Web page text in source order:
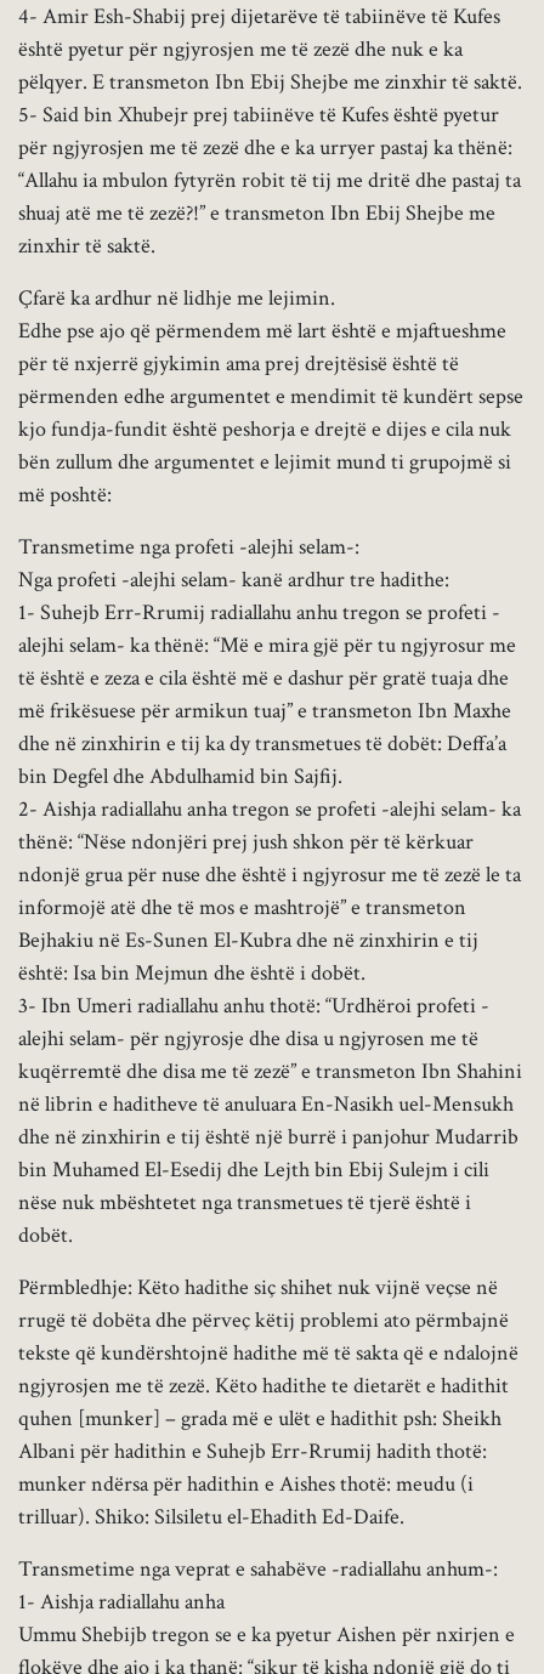
4- Amir Esh-Shabij prej dijetarëve të tabiinëve të Kufes
është pyetur për ngjyrosjen me të zezë dhe nuk e ka
pëlqyer. E transmeton Ibn Ebij Shejbe me zinxhir të saktë.
5- Said bin Xhubejr prej tabiinëve të Kufes është pyetur
për ngjyrosjen me të zezë dhe e ka urryer pastaj ka thënë:
“Allahu ia mbulon fytyrën robit të tij me dritë dhe pastaj ta
shuaj atë me të zezë?!” e transmeton Ibn Ebij Shejbe me
zinxhir të saktë.
Çfarë ka ardhur në lidhje me lejimin.
Edhe pse ajo që përmendem më lart është e mjaftueshme
për të nxjerrë gjykimin ama prej drejtësisë është të
përmenden edhe argumentet e mendimit të kundërt sepse
kjo fundja-fundit është peshorja e drejtë e dijes e cila nuk
bën zullum dhe argumentet e lejimit mund ti grupojmë si
më poshtë:
Transmetime nga profeti -alejhi selam-:
Nga profeti -alejhi selam- kanë ardhur tre hadithe:
1- Suhejb Err-Rrumij radiallahu anhu tregon se profeti -
alejhi selam- ka thënë: “Më e mira gjë për tu ngjyrosur me
të është e zeza e cila është më e dashur për gratë tuaja dhe
më frikësuese për armikun tuaj” e transmeton Ibn Maxhe
dhe në zinxhirin e tij ka dy transmetues të dobët: Deffa’a
bin Degfel dhe Abdulhamid bin Sajfij.
2- Aishja radiallahu anha tregon se profeti -alejhi selam- ka
thënë: “Nëse ndonjëri prej jush shkon për të kërkuar
ndonjë grua për nuse dhe është i ngjyrosur me të zezë le ta
informojë atë dhe të mos e mashtrojë” e transmeton
Bejhakiu në Es-Sunen El-Kubra dhe në zinxhirin e tij
është: Isa bin Mejmun dhe është i dobët.
3- Ibn Umeri radiallahu anhu thotë: “Urdhëroi profeti -
alejhi selam- për ngjyrosje dhe disa u ngjyrosen me të
kuqërremtë dhe disa me të zezë” e transmeton Ibn Shahini
në librin e haditheve të anuluara En-Nasikh uel-Mensukh
dhe në zinxhirin e tij është një burrë i panjohur Mudarrib
bin Muhamed El-Esedij dhe Lejth bin Ebij Sulejm i cili
nëse nuk mbështetet nga transmetues të tjerë është i
dobët.
Përmbledhje: Këto hadithe siç shihet nuk vijnë veçse në
rrugë të dobëta dhe përveç këtij problemi ato përmbajnë
tekste që kundërshtojnë hadithe më të sakta që e ndalojnë
ngjyrosjen me të zezë. Këto hadithe te dietarët e hadithit
quhen [munker] – grada më e ulët e hadithit psh: Sheikh
Albani për hadithin e Suhejb Err-Rrumij hadith thotë:
munker ndërsa për hadithin e Aishes thotë: meudu (i
trilluar). Shiko: Silsiletu el-Ehadith Ed-Daife.
Transmetime nga veprat e sahabëve -radiallahu anhum-:
1- Aishja radiallahu anha
Ummu Shebijb tregon se e ka pyetur Aishen për nxirjen e
flokëve dhe ajo i ka thanë: “sikur të kisha ndonjë gjë do ti